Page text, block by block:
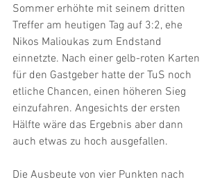
Sommer erhöhte mit seinem dritten
Treffer am heutigen Tag auf 3:2, ehe
Nikos Malioukas zum Endstand
einnetzte. Nach einer gelb-roten Karten
für den Gastgeber hatte der TuS noch
etliche Chancen, einen höheren Sieg
einzufahren. Angesichts der ersten
Hälfte wäre das Ergebnis aber dann
auch etwas zu hoch ausgefallen.
Die Ausbeute von vier Punkten nach